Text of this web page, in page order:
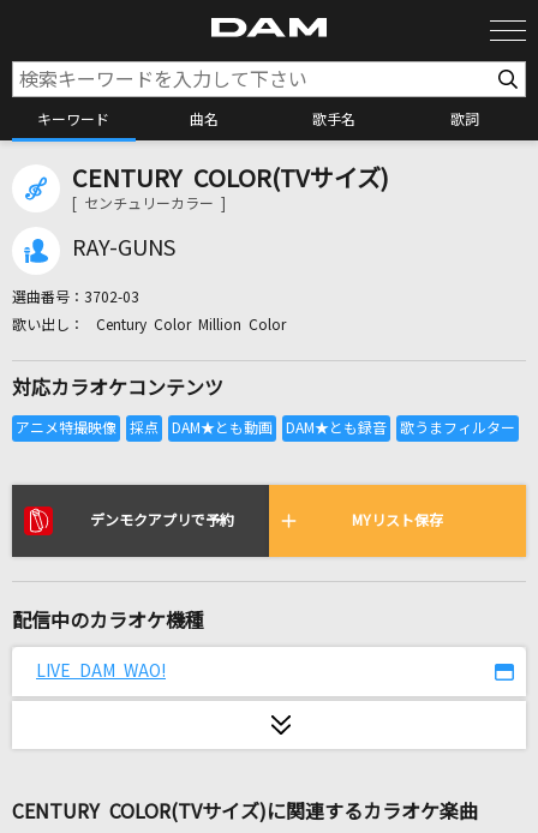
キーワード 曲名 歌手名 歌詞
カラオケ検索
全国りれき
トーマ feat.初音ミク
DECO*27
Dejavina(Japanese ver.)
CENTURY COLOR(TVサイズ)
[ センチュリーカラー ]
RAY-GUNS
選曲番号： 3702-03
Century Color Million Color
対応カラオケコンテンツ
デンモクアプリで予約 MYリスト保存
配信中のカラオケ機種
LIVE DAM WAO!
CENTURY COLOR(TVサイズ)に関連するカラオケ楽曲